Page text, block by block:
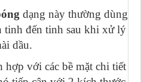
dạng này thường dùng
tinh đến tinh sau khi xử lý
dầu.
với các bề mặt chi tiết